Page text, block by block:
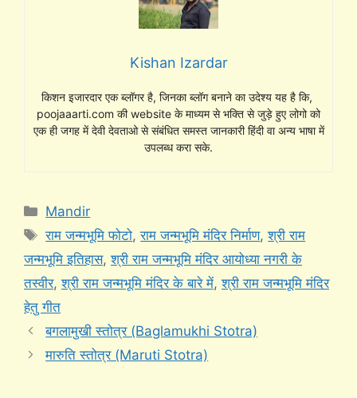
Kishan Izardar
किशन इजारदार एक ब्लॉगर है, जिनका ब्लॉग बनाने का उदेश्य यह है कि,
poojaaarti.com की website के माध्यम से भक्ति से जुड़े हुए लोगो को
एक ही जगह में देवी देवताओ से संबंधित समस्त जानकारी हिंदी वा अन्य भाषा में
उपलब्ध करा सके.
Categories
Mandir
Tags
राम जन्मभूमि फोटो,राम जन्मभूमि मंदिर निर्माण,श्री राम
जन्मभूमि इतिहास,श्री राम जन्मभूमि मंदिर आयोध्या नगरी के
तस्वीर,श्री राम जन्मभूमि मंदिर के बारे में,श्री राम जन्मभूमि मंदिर
हेतु गीत
बगलामुखी स्तोत्र (Baglamukhi Stotra)
मारुति स्तोत्र (Maruti Stotra)